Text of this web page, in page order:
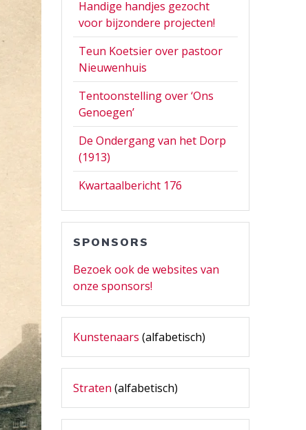
Handige handjes gezocht
voor bijzondere projecten!
Teun Koetsier over pastoor
Nieuwenhuis
Tentoonstelling over ‘Ons
Genoegen’
De Ondergang van het Dorp
(1913)
Kwartaalbericht 176
SPONSORS
Bezoek ook de websites van
onze sponsors!
Kunstenaars (alfabetisch)
Straten (alfabetisch)